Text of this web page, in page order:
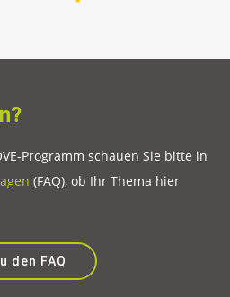
Programm schauen Sie bitte in
(FAQ), ob Ihr Thema hier
den FAQ